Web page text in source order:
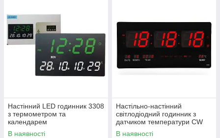
Настінний LED годинник 3308
з термометром та
календарем
В наявності
Настільно-настінний
світлодіодний годинник з
датчиком температури CW
4622
В наявності